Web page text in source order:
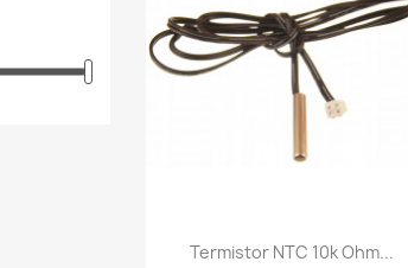
Szybki podgląd
Termistor NTC 10k Ohm...